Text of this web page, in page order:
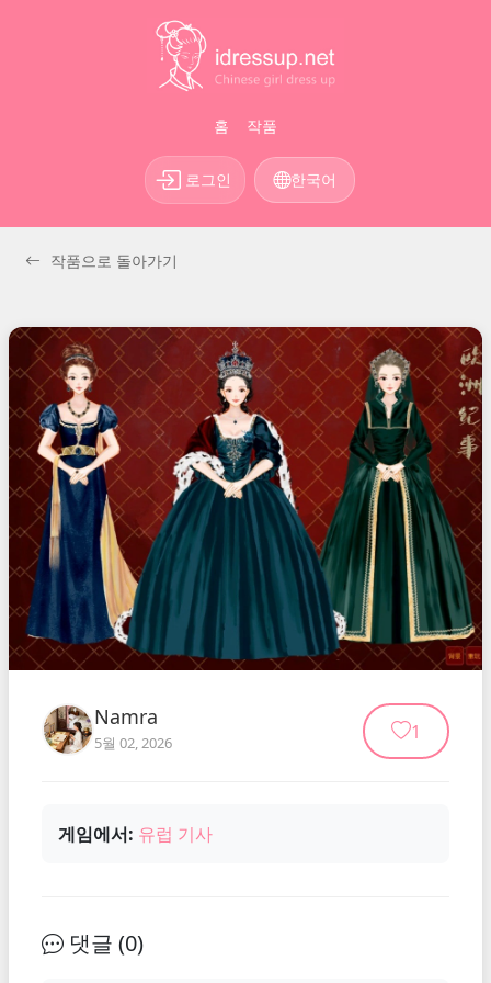
홈 작품
로그인 한국어
작품으로 돌아가기
Namra
5월 02, 2026 1
게임에서: 유럽 기사
댓글 (0)